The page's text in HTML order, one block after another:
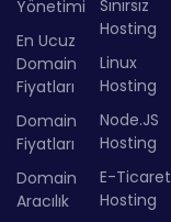
Yönetimi
En Ucuz
Domain
Fiyatları
Domain
Fiyatları
Domain
Aracılık
Sınırsız
Hosting
Linux
Hosting
Node.JS
Hosting
E-Ticaret
Hosting